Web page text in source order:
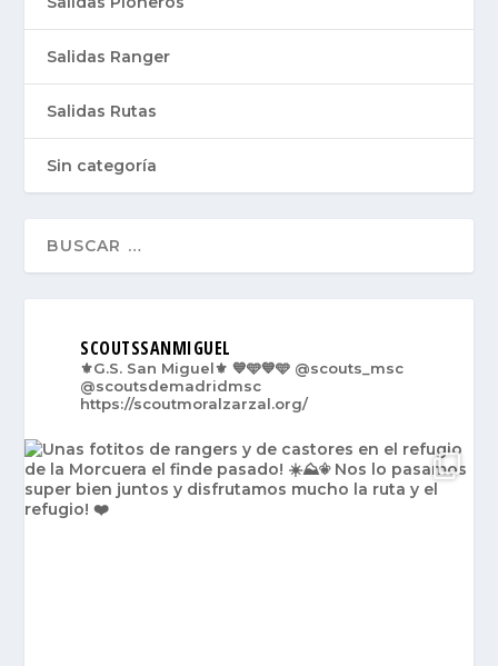
Salidas Ranger
Salidas Rutas
Sin categoría
SCOUTSSANMIGUEL
⚜️G.S. San Miguel⚜️ 💙🩵💙🩵 @scouts_msc
@scoutsdemadridmsc
https://scoutmoralzarzal.org/